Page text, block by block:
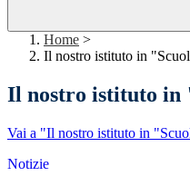
Home >
Il nostro istituto in
Il nostro istituto in
Vai a "Il nostro istituto in
Notizie